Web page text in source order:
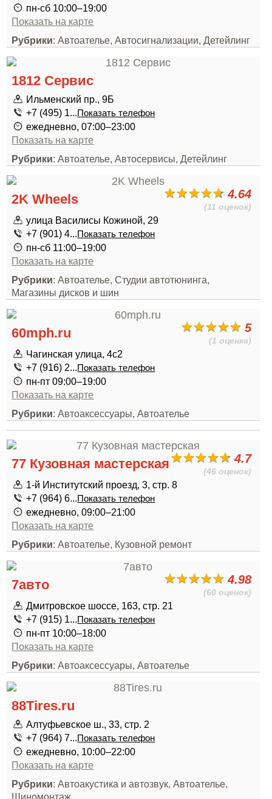
пн-сб 10:00–19:00
Показать на карте
Рубрики: Автоателье, Автосигнализации, Детейлинг
1812 Сервис
Ильменский пр., 9Б
+7 (495) 1...Показать телефон
ежедневно, 07:00–23:00
Показать на карте
Рубрики: Автоателье, Автосервисы, Детейлинг
4.64
(11 оценок)
2K Wheels
улица Василисы Кожиной, 29
+7 (901) 4...Показать телефон
пн-сб 11:00–19:00
Показать на карте
Рубрики: Автоателье, Студии автотюнинга,
Магазины дисков и шин
5
(1 оценка)
60mph.ru
Чагинская улица, 4с2
+7 (916) 2...Показать телефон
пн-пт 09:00–19:00
Показать на карте
Рубрики: Автоаксессуары, Автоателье
4.7
(46 оценок)
77 Кузовная мастерская
1-й Институтский проезд, 3, стр. 8
+7 (964) 6...Показать телефон
ежедневно, 09:00–21:00
Показать на карте
Рубрики: Автоателье, Кузовной ремонт
4.98
(60 оценок)
7авто
Дмитровское шоссе, 163, стр. 21
+7 (915) 1...Показать телефон
пн-пт 10:00–18:00
Показать на карте
Рубрики: Автоаксессуары, Автоателье
88Tires.ru
Алтуфьевское ш., 33, стр. 2
+7 (964) 7...Показать телефон
ежедневно, 10:00–22:00
Показать на карте
Рубрики: Автоакустика и автозвук, Автоателье,
Шиномонтаж